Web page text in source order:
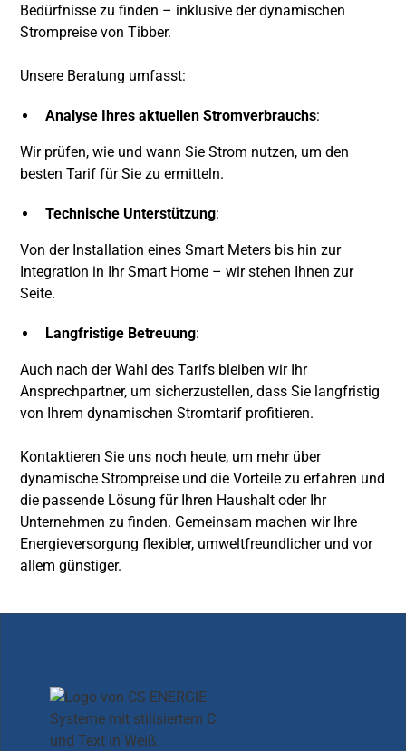
Bedürfnisse zu finden – inklusive der dynamischen
Strompreise von Tibber.
Unsere Beratung umfasst:
Analyse Ihres aktuellen Stromverbrauchs:
Wir prüfen, wie und wann Sie Strom nutzen, um den
besten Tarif für Sie zu ermitteln.
Technische Unterstützung:
Von der Installation eines Smart Meters bis hin zur
Integration in Ihr Smart Home – wir stehen Ihnen zur
Seite.
Langfristige Betreuung:
Auch nach der Wahl des Tarifs bleiben wir Ihr
Ansprechpartner, um sicherzustellen, dass Sie langfristig
von Ihrem dynamischen Stromtarif profitieren.
Kontaktieren Sie uns noch heute, um mehr über
dynamische Strompreise und die Vorteile zu erfahren und
die passende Lösung für Ihren Haushalt oder Ihr
Unternehmen zu finden. Gemeinsam machen wir Ihre
Energieversorgung flexibler, umweltfreundlicher und vor
allem günstiger.